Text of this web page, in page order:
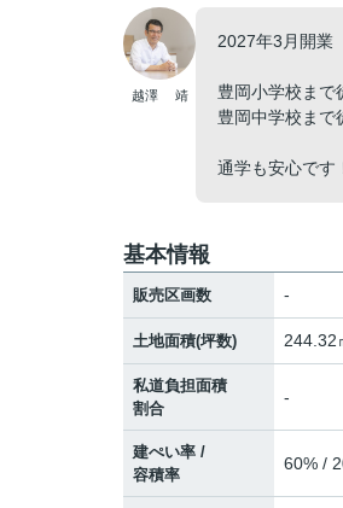
越澤 靖
2027年3月開業
豊岡小学校まで
豊岡中学校まで
通学も安心です
基本情報
販売区画数 -
土地面積(坪数) 244.32
私道負担面積
割合
-
建ぺい率 /
容積率
60% /